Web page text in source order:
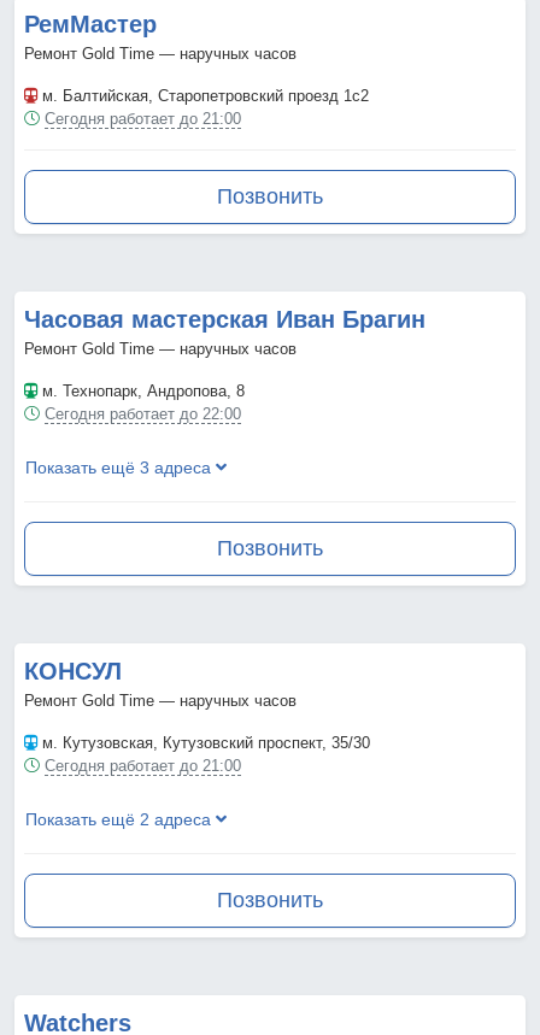
РемМастер
Ремонт Gold Time — наручных часов
м. Балтийская, Старопетровский проезд 1с2
Сегодня работает до 21:00
Позвонить
Часовая мастерская Иван Брагин
Ремонт Gold Time — наручных часов
м. Технопарк, Андропова, 8
Сегодня работает до 22:00
Показать ещё 3 адреса
Позвонить
КОНСУЛ
Ремонт Gold Time — наручных часов
м. Кутузовская, Кутузовский проспект, 35/30
Сегодня работает до 21:00
Показать ещё 2 адреса
Позвонить
Watchers